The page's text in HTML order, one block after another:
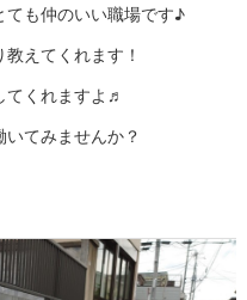
ても仲のいい職場です♪
えてくれます！
てくれますよ♬
てみませんか？